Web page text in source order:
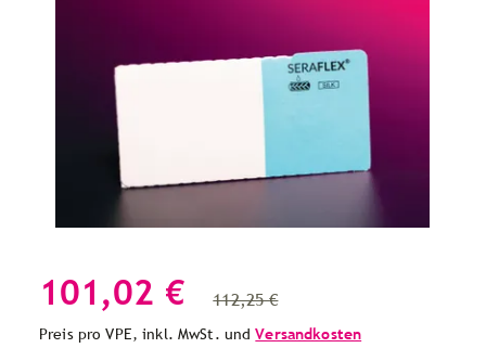
101,02 € 112,25 €
Preis pro VPE, inkl. MwSt. undVersandkosten